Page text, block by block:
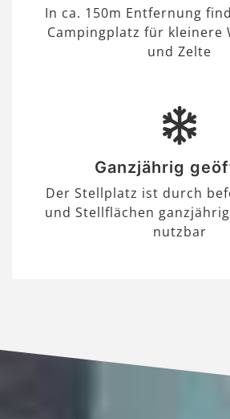
In ca. 150m Entfernung
Campingplatz für kleinere
und Zelte
Ganzjährig
Der Stellplatz ist durch
und Stellflächen
nutzbar